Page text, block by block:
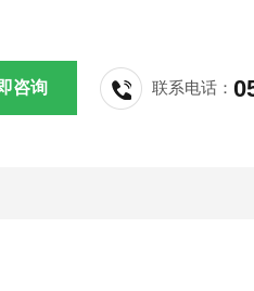
咨询 联系电话：